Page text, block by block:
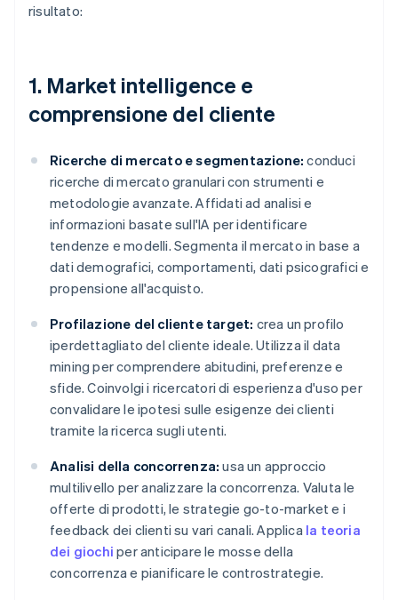
risultato:
1. Market intelligence e
comprensione del cliente
Ricerche di mercato e segmentazione: conduci
ricerche di mercato granulari con strumenti e
metodologie avanzate. Affidati ad analisi e
informazioni basate sull'IA per identificare
tendenze e modelli. Segmenta il mercato in base a
dati demografici, comportamenti, dati psicografici e
propensione all'acquisto.
Profilazione del cliente target: crea un profilo
iperdettagliato del cliente ideale. Utilizza il data
mining per comprendere abitudini, preferenze e
sfide. Coinvolgi i ricercatori di esperienza d'uso per
convalidare le ipotesi sulle esigenze dei clienti
tramite la ricerca sugli utenti.
Analisi della concorrenza: usa un approccio
multilivello per analizzare la concorrenza. Valuta le
offerte di prodotti, le strategie go-to-market e i
feedback dei clienti su vari canali. Applica la teoria
dei giochi per anticipare le mosse della
concorrenza e pianificare le controstrategie.